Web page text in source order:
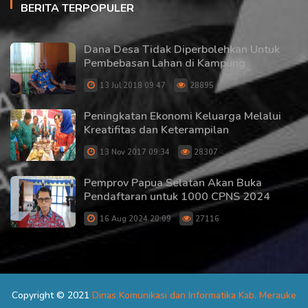
BERITA TERPOPULER
Dana Desa Tidak Diperbolehkan Untuk
Pembebasan Lahan di Kampung
13 Jul 2018 09:47 28895
Peningkatan Ekonomi Keluarga Melalui
Kreatifitas dan Keterampilan
13 Nov 2017 09:34 28307
Pemprov Papua Selatan Akan Buka
Pendaftaran untuk 1000 CPNS 2024
16 Aug 2024 20:09 27116
Copyright © 2021 Dinas Komunikasi dan Informatika Kab. Merauke